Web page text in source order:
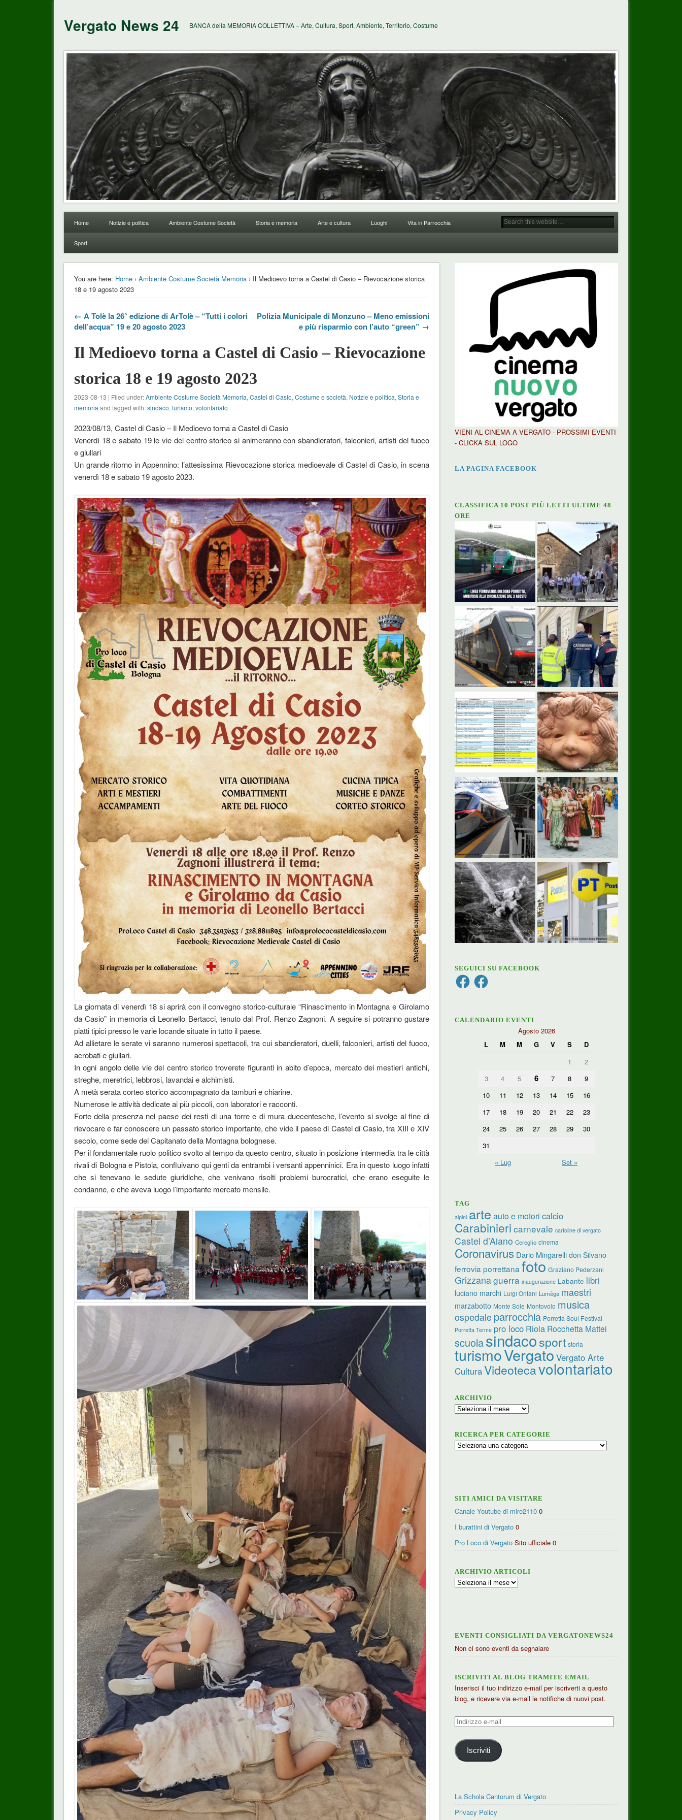
Vergato News 24 BANCA della MEMORIA COLLETTIVA – Arte, Cultura, Sport, Ambiente, Territorio, Costume
Home Notizie e politica Ambiente Costume Società Storia e memoria Arte e cultura Luoghi Vita in Parrocchia
Sport
You are here: Home› Ambiente Costume Società Memoria› Il Medioevo torna a Castel di Casio – Rievocazione storica
18 e 19 agosto 2023
← A Tolè la 26° edizione di ArTolè – “Tutti i colori
dell’acqua” 19 e 20 agosto 2023
Polizia Municipale di Monzuno – Meno emissioni
e più risparmio con l’auto “green” →
Il Medioevo torna a Castel di Casio – Rievocazione
storica 18 e 19 agosto 2023
2023-08-13 | Filed under:Ambiente Costume Società Memoria, Castel di Casio, Costume e società, Notizie e politica, Storia e
memoria and tagged with:sindaco, turismo, volontariato
2023/08/13, Castel di Casio – Il Medioevo torna a Castel di Casio
Venerdì 18 e sabato 19 le vie del centro storico si animeranno con sbandieratori, falconieri, artisti del fuoco
e giullari
Un grande ritorno in Appennino: l’attesissima Rievocazione storica medioevale di Castel di Casio, in scena
venerdì 18 e sabato 19 agosto 2023.
La giornata di venerdì 18 si aprirà con il convegno storico-culturale “Rinascimento in Montagna e Girolamo
da Casio” in memoria di Leonello Bertacci, tenuto dal Prof. Renzo Zagnoni. A seguire si potranno gustare
piatti tipici presso le varie locande situate in tutto il paese.
Ad allietare le serate vi saranno numerosi spettacoli, tra cui sbandieratori, duelli, falconieri, artisti del fuoco,
acrobati e giullari.
In ogni angolo delle vie del centro storico troverete figuranti in abito d’epoca, mercato dei mestieri antichi,
streghe, meretrici, lebbrosi, lavandai e alchimisti.
A metà serata corteo storico accompagnato da tamburi e chiarine.
Numerose le attività dedicate ai più piccoli, con laboratori e racconti.
Forte della presenza nel paese dei resti di una torre e di mura duecentesche, l’evento si svolge al fine di
rievocare e far conoscere un passato storico importante, che vide il paese di Castel di Casio, tra XIII e XIV
secolo, come sede del Capitanato della Montagna bolognese.
Per il fondamentale ruolo politico svolto al tempo da questo centro, situato in posizione intermedia tra le città
rivali di Bologna e Pistoia, confluivano qui genti da entrambi i versanti appenninici. Era in questo luogo infatti
che si tenevano le sedute giuridiche, che venivano risolti problemi burocratici, che erano eseguite le
condanne, e che aveva luogo l’importante mercato mensile.
VIENI AL CINEMA A VERGATO - PROSSIMI EVENTI
- CLICKA SUL LOGO
LA PAGINA FACEBOOK
CLASSIFICA 10 POST PIÙ LETTI ULTIME 48
ORE
SEGUICI SU FACEBOOK
FacebookFacebook
CALENDARIO EVENTI
Agosto 2026
L
M M G V S
D
1
2
3
4 5 6 7 8
9
10
11 12 13 14 15
16
17
18 19 20 21 22
23
24
25 26 27 28 29
30
31
« Lug
Set »
TAG
alpini arte auto e motori calcio
Carabinieri carnevale cartoline di vergato
Castel d’Aiano Cereglio cinema
Coronavirus Dario Mingarelli don Silvano
ferrovia porrettana foto Graziano Pederzani
Grizzanaguerra inaugurazione Labante libri
luciano marchi Luigi Ontani Lumèga maestri
marzabotto Monte Sole Montovolo musica
ospedale parrocchia Porretta Soul Festival
Porretta Terme pro loco Riola Rocchetta Mattei
scuolasindacosport storia
turismoVergato Vergato Arte
CulturaVideotecavolontariato
ARCHIVIO
Archivio
RICERCA PER CATEGORIE
Ricerca
SITI AMICI DA VISITARE
Canale Youtube di mire2110 0
I burattini di Vergato 0
Pro Loco di Vergato Sito ufficiale 0
ARCHIVIO ARTICOLI
Archivio
EVENTI CONSIGLIATI DA VERGATONEWS24
Non ci sono eventi da segnalare
ISCRIVITI AL BLOG TRAMITE EMAIL
Inserisci il tuo indirizzo e-mail per iscriverti a questo
blog, e ricevere via e-mail le notifiche di nuovi post.
Indirizzo
mail
Iscriviti
La Schola Cantorum di Vergato
Privacy Policy